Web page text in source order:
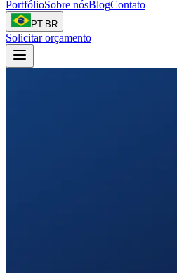
PortfólioSobre nósBlogContato
PT-BR
Solicitar orçamento